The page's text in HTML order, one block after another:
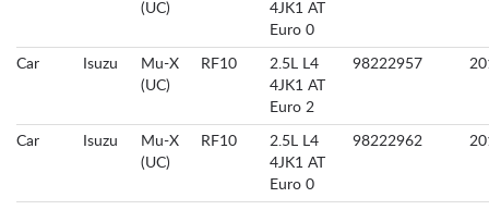
(UC)
4JK1 AT
Euro 0
Car Isuzu
Mu-X
(UC)
RF10
2.5L L4
4JK1 AT
Euro 2
98222957
Car Isuzu
Mu-X
(UC)
RF10
2.5L L4
4JK1 AT
Euro 0
98222962